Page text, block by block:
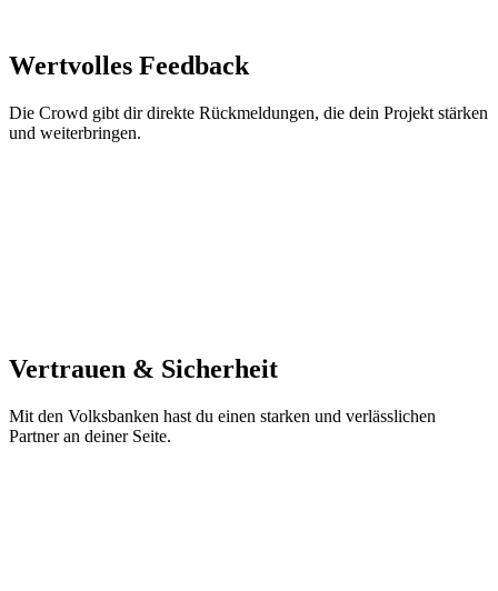
Wertvolles Feedback
Die Crowd gibt dir direkte Rückmeldungen, die dein Projekt stärken
und weiterbringen.
Vertrauen & Sicherheit
Mit den Volksbanken hast du einen starken und verlässlichen
Partner an deiner Seite.